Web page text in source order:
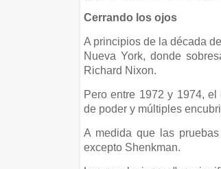
Cerrando los ojos
A principios de la década
Nueva York, donde
Richard Nixon.
Pero entre 1972 y 1974,
de poder y múltiples
A medida que las
excepto Shenkman.